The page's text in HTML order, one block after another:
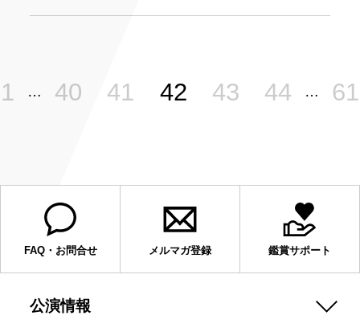
1 … 40 41 42 43 44 … 61
FAQ・お問合せ メルマガ登録 鑑賞サポート
公演情報